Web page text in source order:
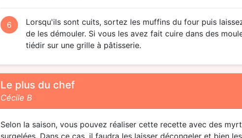
6
Lorsqu'ils sont cuits, sortez les muffins du four puis
de les démouler. Si vous les avez fait cuire dans des
tiédir sur une grille à pâtisserie.
Le plus du chef
Cécile B
Selon la saison, vous pouvez réaliser cette recette avec des